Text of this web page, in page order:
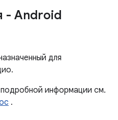
- Android
для
информации см.
.